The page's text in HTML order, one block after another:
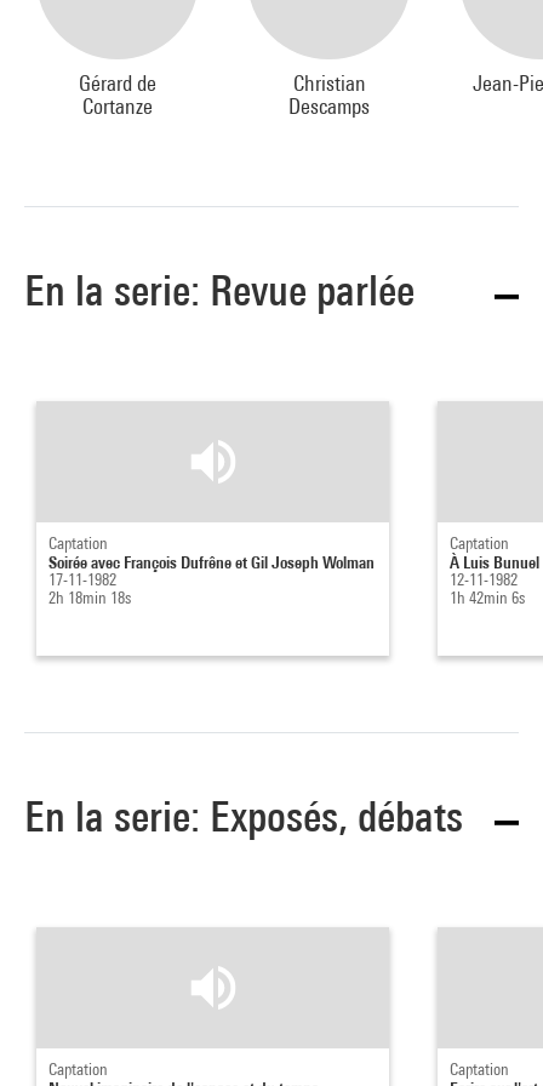
Gérard de
Cortanze
Christian
Descamps
Jean-
En la serie: Revue parlée
Captation
Soirée avec François Dufrêne et Gil Joseph Wolman
17-11-1982
2h 18min 18s
Captation
À Luis
12-11-1982
1h 42min 6s
En la serie: Exposés, débats
Captation Captation